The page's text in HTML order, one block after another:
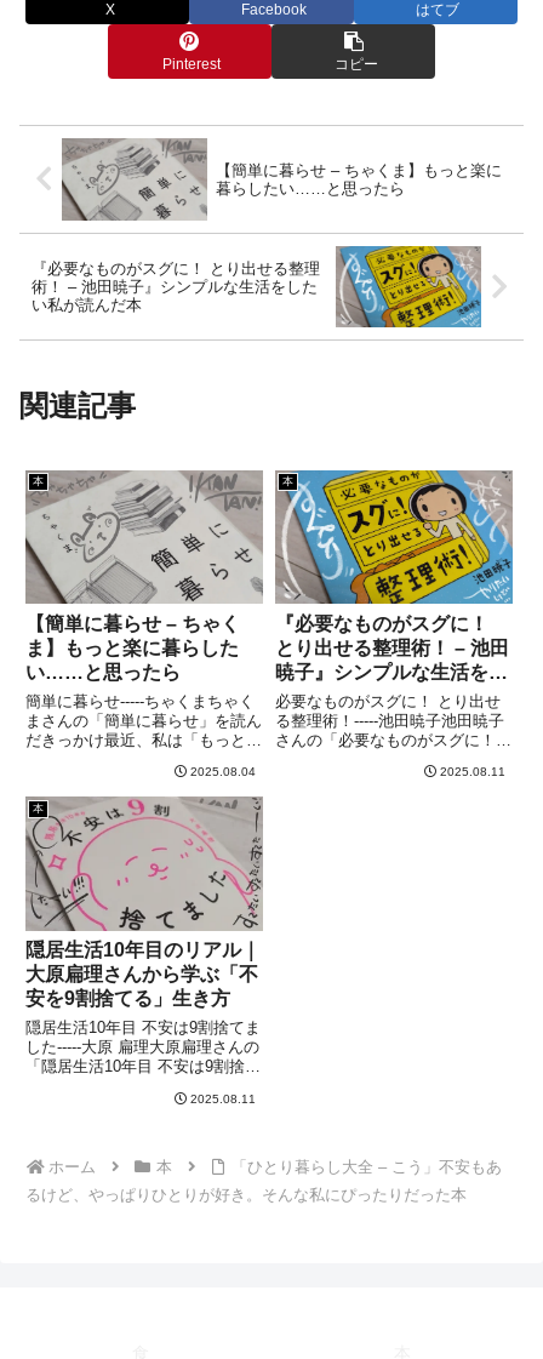
X Facebook はてブ
Pinterest コピー
【簡単に暮らせ – ちゃくま】もっと楽に
暮らしたい……と思ったら
『必要なものがスグに！ とり出せる整理
術！ – 池田暁子』シンプルな生活をした
い私が読んだ本
関連記事
本
【簡単に暮らせ – ちゃく
ま】もっと楽に暮らした
い……と思ったら
簡単に暮らせ-----ちゃくまちゃく
まさんの「簡単に暮らせ」を読ん
だきっかけ最近、私は「もっとの
暮らしたい」と思うようになりま
した。そんなときに出会ったの
が、ちゃくまさんの『簡単に暮ら
せ』という1冊です。タイト
2025.08.04
本
『必要なものがスグに！
とり出せる整理術！ – 池田
暁子』シンプルな生活をし
たい私が読んだ本
必要なものがスグに！ とり出せ
る整理術！-----池田暁子池田暁子
さんの「必要なものがスグに！
っかけ最近「探し物時間」が多く
2025.08.11
本
隠居生活10年目のリアル｜
大原扁理さんから学ぶ「不
安を9割捨てる」生き方
隠居生活10年目 不安は9割捨てま
した-----大原 扁理大原扁理さんの
「隠居生活10年目 不安は9割捨て
毎日から解放されたい、もっとシ
大原扁理さんの
2025.08.11
ホーム 本
「ひとり暮らし大全 – こう」不安もあ
るけど、やっぱりひとりが好き。そんな私にぴったりだった本